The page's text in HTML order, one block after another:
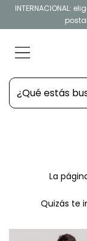
INTERNACIONAL:
La
Quizás te